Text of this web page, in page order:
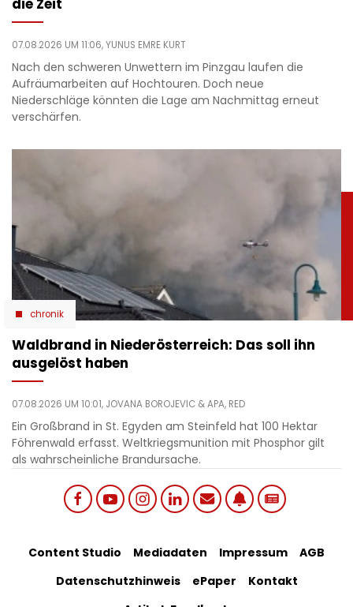
07.08.2026 UM 11:06,YUNUS EMRE KURT
Nach den schweren Unwettern im Pinzgau laufen die
Aufräumarbeiten auf Hochtouren. Doch neue
Niederschläge könnten die Lage am Nachmittag erneut
verschärfen.
chronik
Waldbrand in Niederösterreich: Das soll ihn
ausgelöst haben
07.08.2026 UM 10:01, JOVANA BOROJEVIC & APA, RED
Ein Großbrand in St. Egyden am Steinfeld hat 100 Hektar
Föhrenwald erfasst. Weltkriegsmunition mit Phosphor gilt
als wahrscheinliche Brandursache.
links
Footer
Bottom
Content Studio Mediadaten Impressum
AGB
Datenschutzhinweis
ePaper
Kontakt